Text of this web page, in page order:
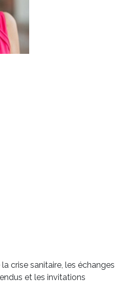
crise sanitaire, les échanges
et les invitations